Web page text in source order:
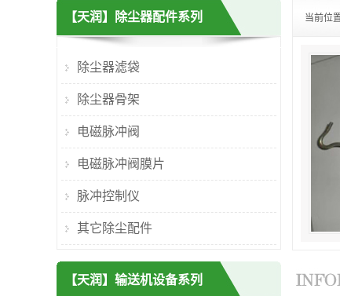
当前位置
【天润】除尘器配件系列
除尘器滤袋
除尘器骨架
电磁脉冲阀
电磁脉冲阀膜片
脉冲控制仪
其它除尘配件
【天润】输送机设备系列